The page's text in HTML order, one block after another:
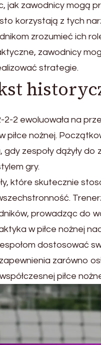
jak zawodnicy mogą
korzystają z tych
zrozumieć ich
zawodnicy
strategie.
2-2 ewoluowała na
piłce nożnej.
gdy zespoły dążyły
gry.
które skutecznie
prowadząc do
w piłce nożnej
dostosować
zarówno
piłce